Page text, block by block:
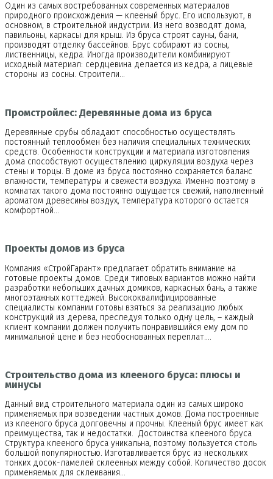
Один из самых востребованных современных материалов
природного происхождения — клееный брус. Его используют, в
основном, в строительной индустрии. Из него возводят дома,
павильоны, каркасы для крыш. Из бруса строят сауны, бани,
производят отделку бассейнов. Брус собирают из сосны,
лиственницы, кедра. Иногда производители комбинируют
исходный материал: сердцевина делается из кедра, а лицевые
стороны из сосны. Строители…
Промстройлес: Деревянные дома из бруса
Деревянные срубы обладают способностью осуществлять
постоянный теплообмен без наличия специальных технических
средств. Особенности конструкции и материала изготовления
дома способствуют осуществлению циркуляции воздуха через
стены и торцы. В доме из бруса постоянно сохраняется баланс
влажности, температуры и свежести воздуха. Именно поэтому в
комнатах такого дома постоянно ощущается свежий, наполненный
ароматом древесины воздух, температура которого остается
комфортной…
Проекты домов из бруса
Компания «СтройГарант» предлагает обратить внимание на
готовые проекты домов. Среди типовых вариантов можно найти
разработки небольших дачных домиков, каркасных бань, а также
многоэтажных коттеджей. Высококвалифицированные
специалисты компании готовы взяться за реализацию любых
конструкций из дерева, преследуя только одну цель, – каждый
клиент компании должен получить понравившийся ему дом по
минимальной цене и без необоснованных переплат.…
Строительство дома из клееного бруса: плюсы и
минусы
Данный вид строительного материала один из самых широко
применяемых при возведении частных домов. Дома построенные
из клееного бруса долговечны и прочны. Клееный брус имеет как
преимущества, так и недостатки. Достоинства клееного бруса
Структура клееного бруса уникальна, поэтому пользуется столь
большой популярностью. Изготавливается брус из нескольких
тонких досок-ламелей склеенных между собой. Количество досок
применяемых для склеивания…